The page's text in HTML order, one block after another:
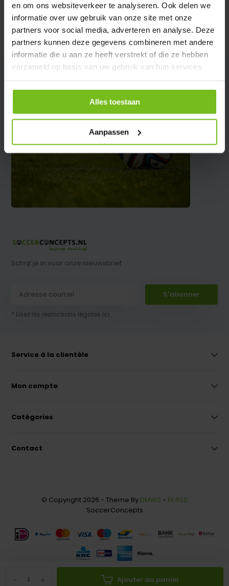
en om ons websiteverkeer te analyseren. Ook delen we
informatie over uw gebruik van onze site met onze
partners voor social media, adverteren en analyse. Deze
partners kunnen deze gegevens combineren met andere
informatie die u aan ze heeft verstrekt of die ze hebben
verzameld op basis van uw gebruik van hun services.
Alles toestaan
Aanpassen
Ajouter au panier
Évaluations
Partager
Schrijf je in voor onze nieuwsbrief
S'abonner
* Lisez les restrictions légales ici
Service à la clientèle
Mon compte
Catégories
Contact
© Copyright 2026 - Theme By DMWS - Fil RSS
SoccerConcepts